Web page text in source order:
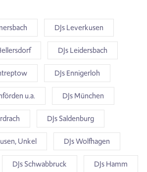
DJs Leverkusen
DJs Leidersbach
DJs Ennigerloh
u.a. DJs München
DJs Saldenburg
Unkel DJs Wolfhagen
DJs Schwabbruck DJs Hamm